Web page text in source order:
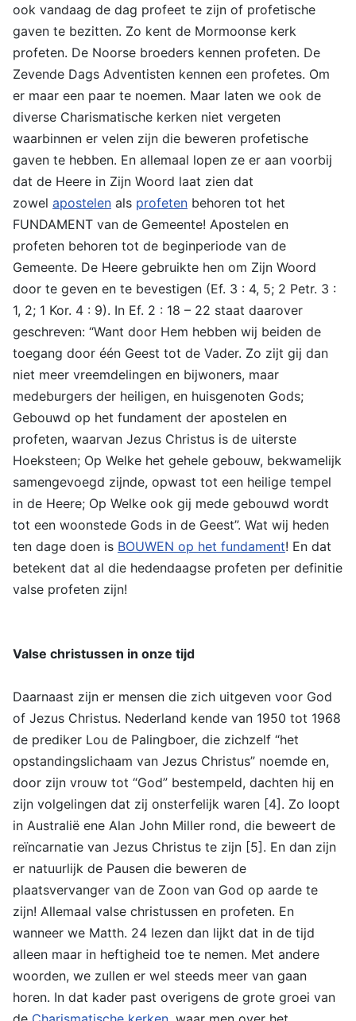
ook vandaag de dag profeet te zijn of profetische
gaven te bezitten. Zo kent de Mormoonse kerk
profeten. De Noorse broeders kennen profeten. De
Zevende Dags Adventisten kennen een profetes. Om
er maar een paar te noemen. Maar laten we ook de
diverse Charismatische kerken niet vergeten
waarbinnen er velen zijn die beweren profetische
gaven te hebben. En allemaal lopen ze er aan voorbij
dat de Heere in Zijn Woord laat zien dat
zowel apostelen als profeten behoren tot het
FUNDAMENT van de Gemeente! Apostelen en
profeten behoren tot de beginperiode van de
Gemeente. De Heere gebruikte hen om Zijn Woord
door te geven en te bevestigen (Ef. 3 : 4, 5; 2 Petr. 3 :
1, 2; 1 Kor. 4 : 9). In Ef. 2 : 18 – 22 staat daarover
geschreven: “Want door Hem hebben wij beiden de
toegang door één Geest tot de Vader. Zo zijt gij dan
niet meer vreemdelingen en bijwoners, maar
medeburgers der heiligen, en huisgenoten Gods;
Gebouwd op het fundament der apostelen en
profeten, waarvan Jezus Christus is de uiterste
Hoeksteen; Op Welke het gehele gebouw, bekwamelijk
samengevoegd zijnde, opwast tot een heilige tempel
in de Heere; Op Welke ook gij mede gebouwd wordt
tot een woonstede Gods in de Geest”. Wat wij heden
ten dage doen is BOUWEN op het fundament! En dat
betekent dat al die hedendaagse profeten per definitie
valse profeten zijn!
Valse christussen in onze tijd
Daarnaast zijn er mensen die zich uitgeven voor God
of Jezus Christus. Nederland kende van 1950 tot 1968
de prediker Lou de Palingboer, die zichzelf “het
opstandingslichaam van Jezus Christus” noemde en,
door zijn vrouw tot “God” bestempeld, dachten hij en
zijn volgelingen dat zij onsterfelijk waren [4]. Zo loopt
in Australië ene Alan John Miller rond, die beweert de
reïncarnatie van Jezus Christus te zijn [5]. En dan zijn
er natuurlijk de Pausen die beweren de
plaatsvervanger van de Zoon van God op aarde te
zijn! Allemaal valse christussen en profeten. En
wanneer we Matth. 24 lezen dan lijkt dat in de tijd
alleen maar in heftigheid toe te nemen. Met andere
woorden, we zullen er wel steeds meer van gaan
horen. In dat kader past overigens de grote groei van